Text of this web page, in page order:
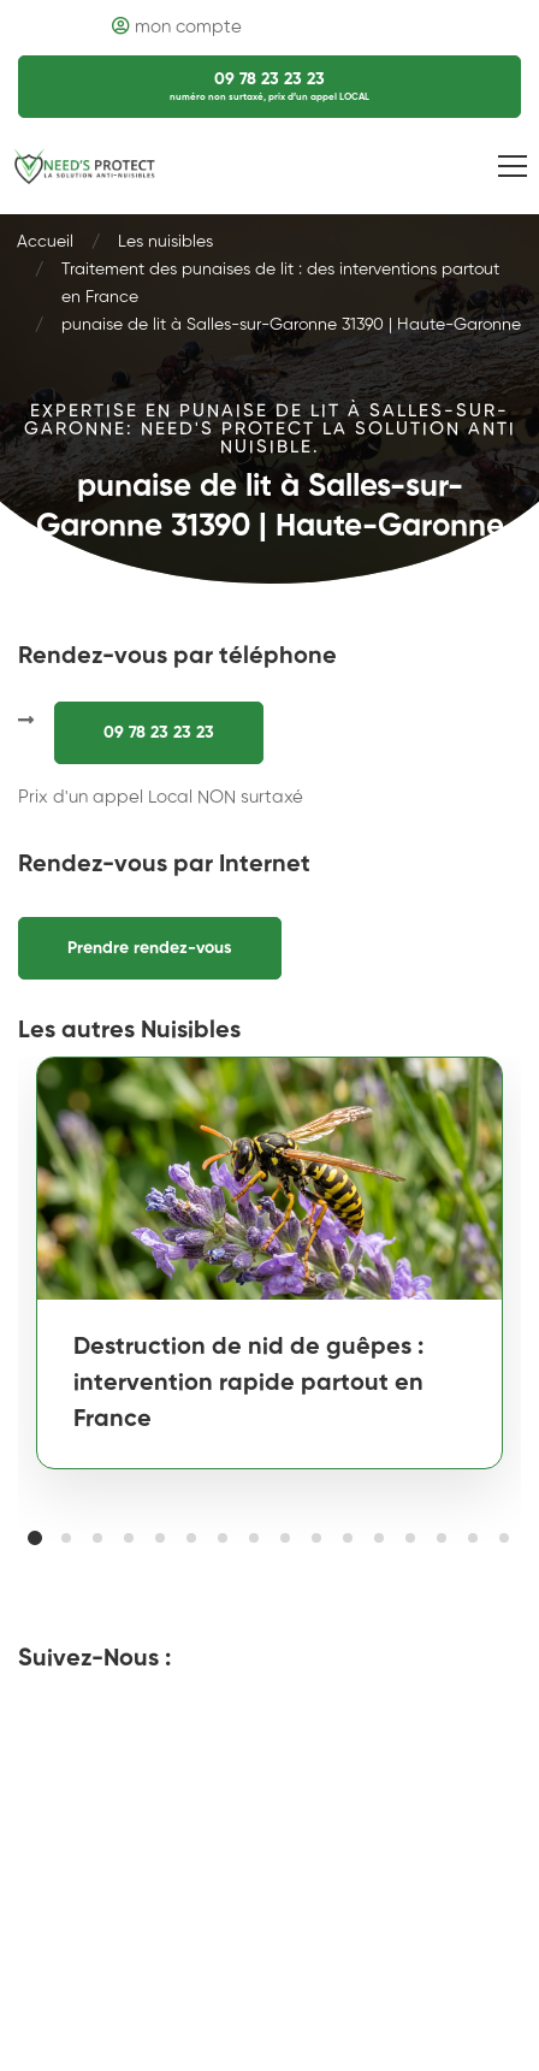
mon compte
09 78 23 23 23
numéro non surtaxé, prix d’un appel LOCAL
Accueil
Les nuisibles
Traitement des punaises de lit : des interventions partout
en France
punaise de lit à Salles-sur-Garonne 31390 | Haute-Garonne
EXPERTISE EN PUNAISE DE LIT À SALLES-SUR-
GARONNE: NEED'S PROTECT LA SOLUTION ANTI
NUISIBLE.
punaise de lit à Salles-sur-
Garonne 31390 | Haute-Garonne
Rendez-vous par téléphone
09 78 23 23 23
Prix d'un appel Local NON surtaxé
Rendez-vous par Internet
Prendre rendez-vous
Les autres Nuisibles
Destruction de nid de guêpes :
intervention rapide partout en
France
Suivez-Nous :